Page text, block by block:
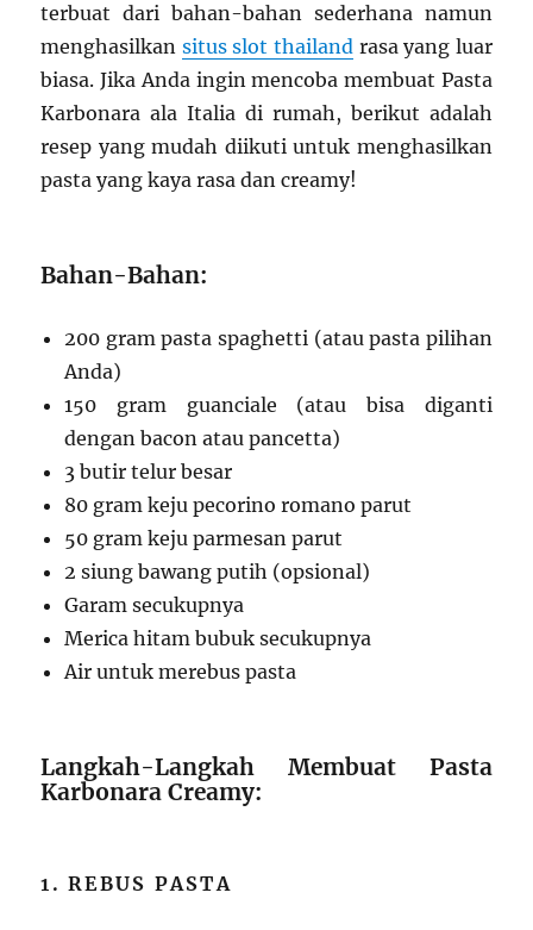
terbuat dari bahan-bahan sederhana namun
menghasilkan situs slot thailand rasa yang luar
biasa. Jika Anda ingin mencoba membuat Pasta
Karbonara ala Italia di rumah, berikut adalah
resep yang mudah diikuti untuk menghasilkan
pasta yang kaya rasa dan creamy!
Bahan-Bahan:
200 gram pasta spaghetti (atau pasta pilihan
Anda)
150 gram guanciale (atau bisa diganti
dengan bacon atau pancetta)
3 butir telur besar
80 gram keju pecorino romano parut
50 gram keju parmesan parut
2 siung bawang putih (opsional)
Garam secukupnya
Merica hitam bubuk secukupnya
Air untuk merebus pasta
Langkah-Langkah Membuat Pasta
Karbonara Creamy:
1. REBUS PASTA